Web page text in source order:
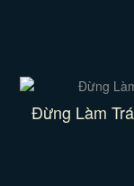
Đừng Làm